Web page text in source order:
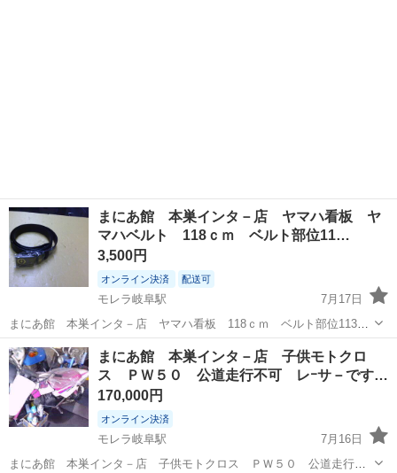
まにあ館 本巣インタ－店 ヤマハ看板 ヤ
マハベルト 118ｃｍ ベルト部位11…
3,500円
オンライン決済 配送可
モレラ岐阜駅
7月17日
まにあ館 本巣インタ－店 ヤマハ看板 118ｃｍ ベルト部位113ｃ
ｍ 新品 お探しの方にどうぞ 未使用 限定品です 店頭販売もし
ておりますので、売れたら取り消します 店頭手渡し予約制 全国配
送OK
岐阜 本巣市 モレラ岐阜駅 ヤマハ
まにあ館 本巣インタ－店 子供モトクロ
ス ＰＷ５０ 公道走行不可 レｰサ－です…
170,000円
オンライン決済
モレラ岐阜駅
7月16日
まにあ館 本巣インタ－店 子供モトクロス ＰＷ５０ 公道走行不